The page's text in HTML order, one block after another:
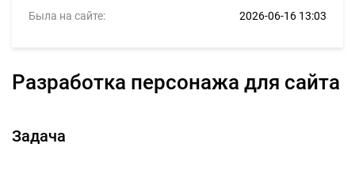
Была на сайте: 2026-06-16 13:03
Разработка персонажа для сайта
Задача